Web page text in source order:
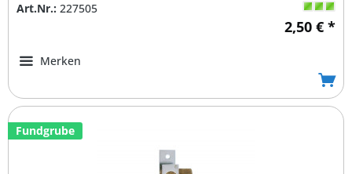
Art.Nr.: 227505
2,50 € *
Merken
Fundgrube